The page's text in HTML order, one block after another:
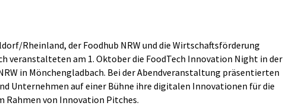
Rheinland, der Foodhub NRW und die Wirtschaftsförderung
veranstalteten am 1. Oktober die FoodTech Innovation Night in der
in Mönchengladbach. Bei der Abendveranstaltung präsentierten
Unternehmen auf einer Bühne ihre digitalen Innovationen für die
Rahmen von Innovation Pitches.